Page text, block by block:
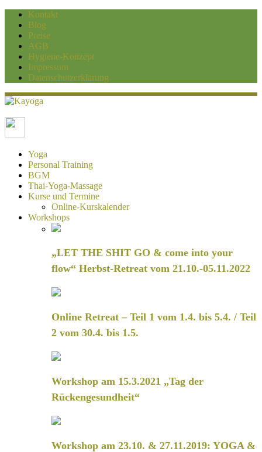
Kontakt
Blog
Preise
AGB
Hygiene-Konzept
Impressum
Datenschutzerklärung
Kayoga
Yoga und Personaltraining Duisburg
Yoga
Personal Training
BGM
Thai-Yoga-Massage
Kurse und Termine
Online-Kurskalender
Workshops
„LET THE SHIT GO & come into your
flow“ Herbst-Retreat vom 21.10.-05.11.2022
Online Retreat – Teil 1 vom 1.4. bis 5.4. / Teil
2 vom 30.4. bis 1.5.
Workshop am 15.3.2021 „Tag der
Rückengesundheit“
Workshop am 23.10. & 27.11.2019: YOGA &